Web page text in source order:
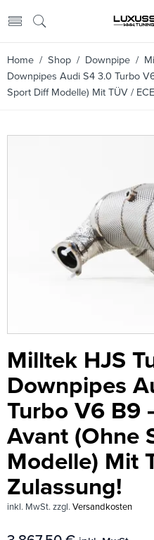
Home / Shop / Downpipe /
Downpipes Audi S4 3.0 Turbo
Sport Diff Modelle) Mit TÜV /
Milltek HJS
Downpipes
Turbo V6 B9
Avant (Ohne
Modelle) Mit
Zulassung!
inkl. MwSt. zzgl. Versandkosten